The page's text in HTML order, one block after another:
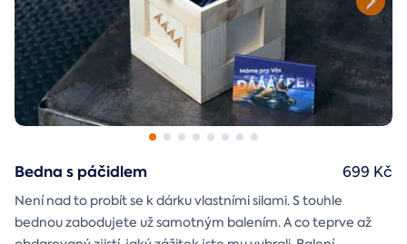
Bedna s páčidlem
Není nad to probít se k dárku vlastními silami. S touhle
bednou zabodujete už samotným balením. A co teprve až
699 Kč